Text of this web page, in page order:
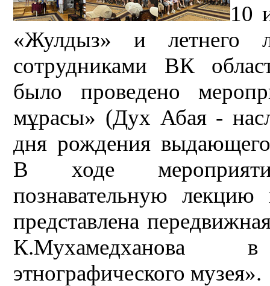
10
«Жулдыз» и
сотрудниками ВК
было проведено
мұрасы» (Дух Абая -
дня рождения
В ходе
познавательную лекцию
представлена
К.Мухамедханова
этнографического музея».